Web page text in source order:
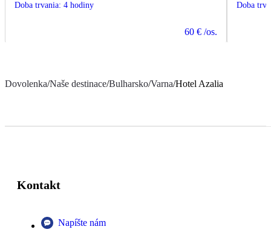
Doba trvania: 4 hodiny
60 € /os.
Doba
Dovolenka/Naše destinace/Bulharsko/Varna/Hotel Azalia
Kontakt
Napíšte nám